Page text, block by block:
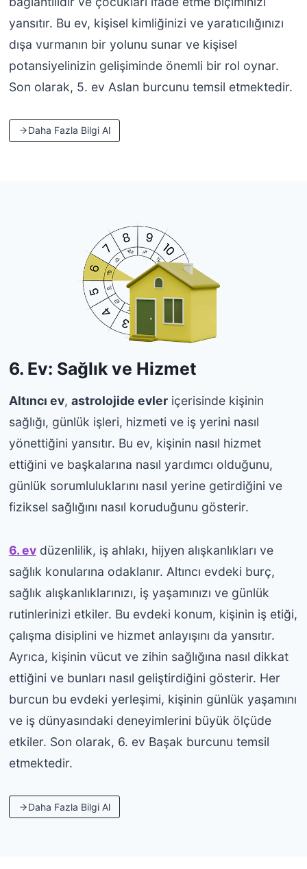
yansıtır. Bu ev, kişisel kimliğinizi ve yaratıcılığınızı
dışa vurmanın bir yolunu sunar ve kişisel
potansiyelinizin gelişiminde önemli bir rol oynar.
Son olarak, 5. ev Aslan burcunu temsil etmektedir.
Daha Fazla Bilgi Al
6. Ev: Sağlık ve Hizmet
Altıncı ev, astrolojide evleriçerisinde kişinin
sağlığı, günlük işleri, hizmeti ve iş yerini nasıl
yönettiğini yansıtır. Bu ev, kişinin nasıl hizmet
ettiğini ve başkalarına nasıl yardımcı olduğunu,
günlük sorumluluklarını nasıl yerine getirdiğini ve
fiziksel sağlığını nasıl koruduğunu gösterir.
6. evdüzenlilik, iş ahlakı, hijyen alışkanlıkları ve
sağlık konularına odaklanır. Altıncı evdeki burç,
sağlık alışkanlıklarınızı, iş yaşamınızı ve günlük
rutinlerinizi etkiler. Bu evdeki konum, kişinin iş etiği,
çalışma disiplini ve hizmet anlayışını da yansıtır.
Ayrıca, kişinin vücut ve zihin sağlığına nasıl dikkat
ettiğini ve bunları nasıl geliştirdiğini gösterir. Her
burcun bu evdeki yerleşimi, kişinin günlük yaşamını
ve iş dünyasındaki deneyimlerini büyük ölçüde
etkiler. Son olarak, 6. ev Başak burcunu temsil
etmektedir.
Daha Fazla Bilgi Al